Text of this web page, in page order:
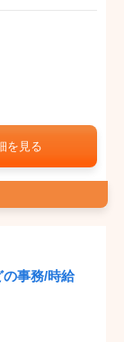
を見る
事務/時給